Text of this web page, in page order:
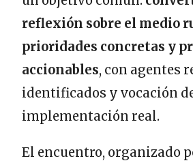
reflexión sobre el medio
prioridades concretas y
accionables, con agentes
identificados y vocación
implementación real.
El encuentro, organizado